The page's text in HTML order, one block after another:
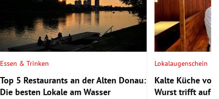
Essen & Trinken
Top 5 Restaurants an der Alten Donau:
Die besten Lokale am Wasser
Lokalaugenschein
Kalte Küche
Wurst trifft auf